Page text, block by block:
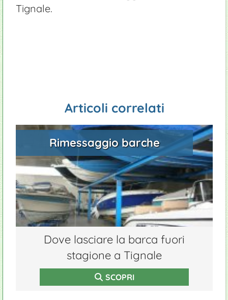
Tignale.
Articoli correlati
Rimessaggio barche
Dove lasciare la barca fuori
stagione a Tignale
SCOPRI